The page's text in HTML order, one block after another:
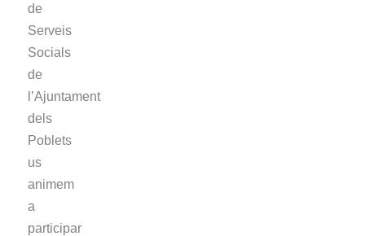
de
Serveis
Socials
de
l’Ajuntament
dels
Poblets
us
animem
a
participar